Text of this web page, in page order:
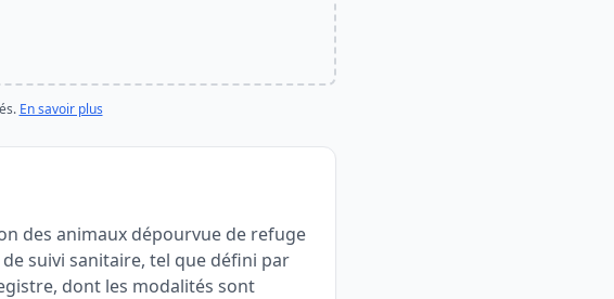
En savoir plus
des animaux dépourvue de refuge
suivi sanitaire, tel que défini par
dont les modalités sont